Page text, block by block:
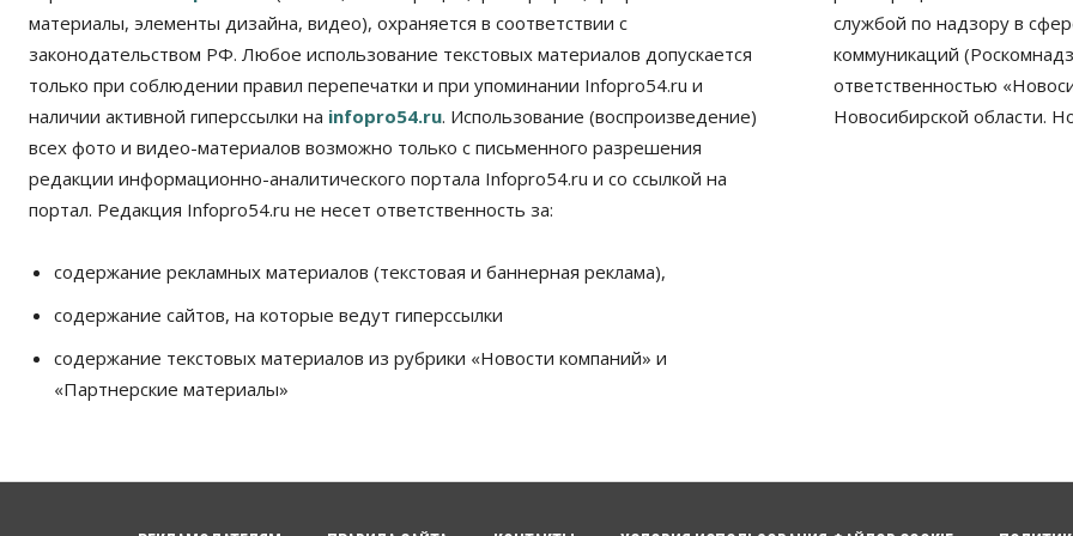
материалы, элементы дизайна, видео), охраняется в соответствии с
законодательством РФ. Любое использование текстовых материалов допускается
только при соблюдении правил перепечатки и при упоминании Infopro54.ru и
наличии активной гиперссылки на infopro54.ru. Использование (воспроизведение)
всех фото и видео-материалов возможно только с письменного разрешения
редакции информационно-аналитического портала Infopro54.ru и со ссылкой на
портал. Редакция Infopro54.ru не несет ответственность за:
содержание рекламных материалов (текстовая и баннерная реклама),
содержание сайтов, на которые ведут гиперссылки
содержание текстовых материалов из рубрики «Новости компаний» и
«Партнерские материалы»
службой по надзору в
коммуникаций
ответственностью
Новосибирской области.